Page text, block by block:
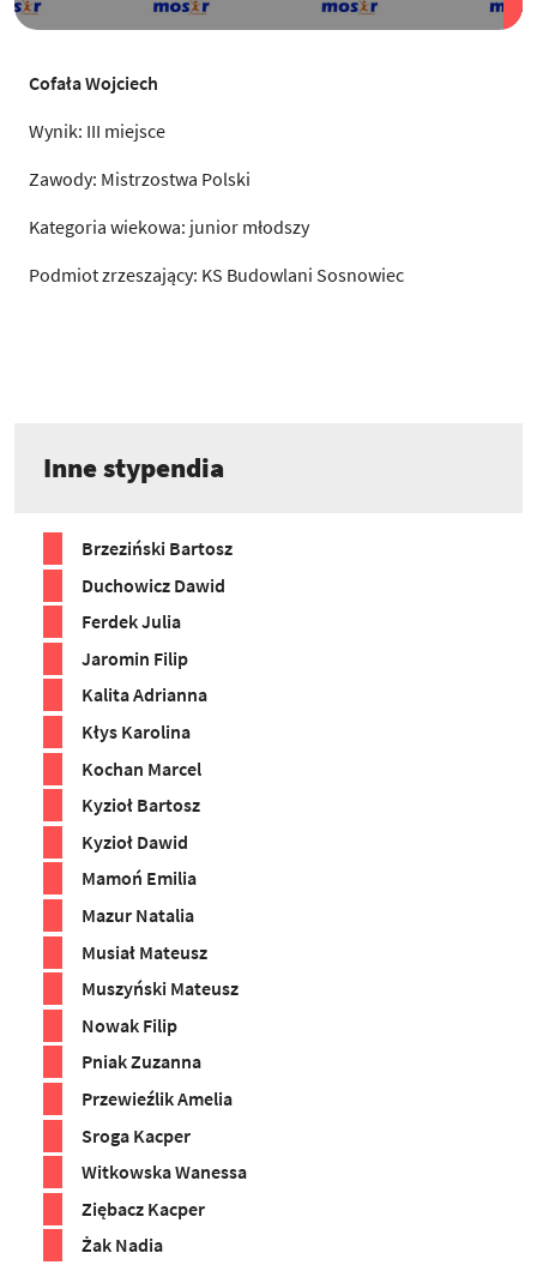
Cofała Wojciech
Wynik: III miejsce
Zawody: Mistrzostwa Polski
Kategoria wiekowa: junior młodszy
Podmiot zrzeszający: KS Budowlani Sosnowiec
Inne stypendia
Brzeziński Bartosz
Duchowicz Dawid
Ferdek Julia
Jaromin Filip
Kalita Adrianna
Kłys Karolina
Kochan Marcel
Kyzioł Bartosz
Kyzioł Dawid
Mamoń Emilia
Mazur Natalia
Musiał Mateusz
Muszyński Mateusz
Nowak Filip
Pniak Zuzanna
Przewieźlik Amelia
Sroga Kacper
Witkowska Wanessa
Ziębacz Kacper
Żak Nadia